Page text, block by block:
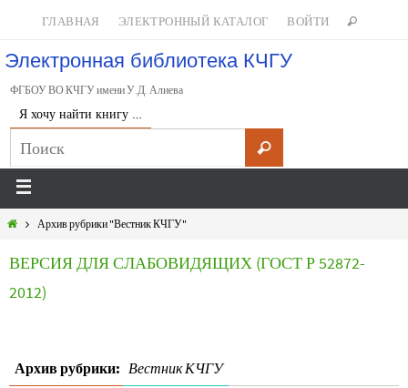
ГЛАВНАЯ ЭЛЕКТРОННЫЙ КАТАЛОГ ВОЙТИ
Электронная библиотека КЧГУ
ФГБОУ ВО КЧГУ имени У.Д. Алиева
Я хочу найти книгу …
Архив рубрики "Вестник КЧГУ"
ВЕРСИЯ ДЛЯ СЛАБОВИДЯЩИХ (ГОСТ Р 52872-
2012)
Архив рубрики: Вестник КЧГУ